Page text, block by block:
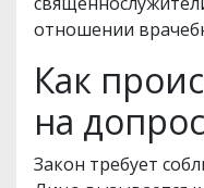
отношении
Как
на допрос
Закон требует